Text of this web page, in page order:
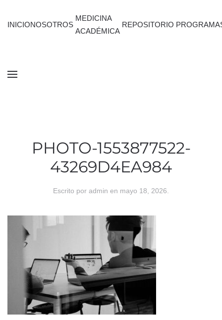
INICIONOSOTROS
MEDICINA
ACADÉMICA
REPOSITORIO
PHOTO-1553877522-
43269D4EA984
Escrito por admin en mayo 18, 2026